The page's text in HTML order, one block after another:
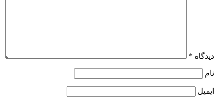
دیدگاه *
نام
ایمیل